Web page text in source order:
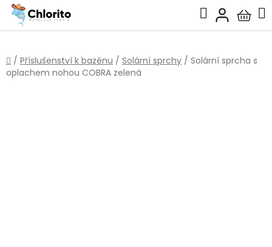
Přejít
obsah
Hledat
košík
Domů
/ Příslušenství k bazénu / Solární sprchy / Solární sprcha s
oplachem nohou COBRA zelená